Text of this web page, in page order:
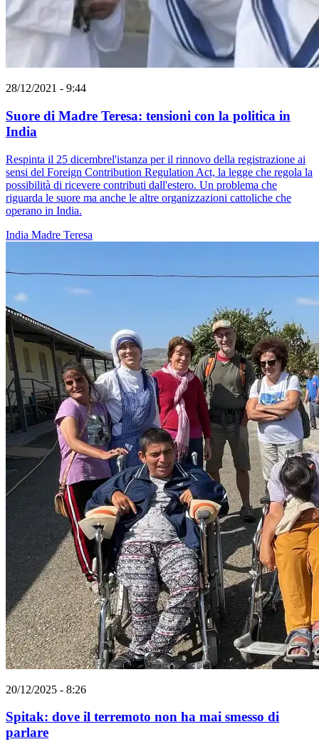
28/12/2021 - 9:44
Suore di Madre Teresa: tensioni con la politica in
India
Respinta il 25 dicembrel'istanza per il rinnovo della registrazione ai
sensi del Foreign Contribution Regulation Act, la legge che regola la
possibilità di ricevere contributi dall'estero. Un problema che
riguarda le suore ma anche le altre organizzazioni cattoliche che
operano in India.
India Madre Teresa
20/12/2025 - 8:26
Spitak: dove il terremoto non ha mai smesso di
parlare